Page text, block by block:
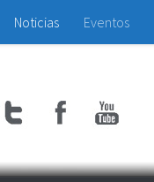
Noticias Eventos